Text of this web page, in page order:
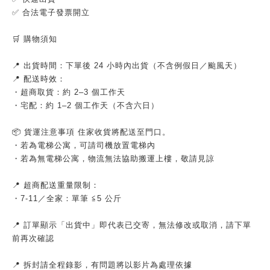
✅ 合法電子發票開立
🛒 購物須知
📍 出貨時間：下單後 24 小時內出貨（不含例假日／颱風天）
📍 配送時效：
・超商取貨：約 2–3 個工作天
・宅配：約 1–2 個工作天（不含六日）
📦 貨運注意事項 住家收貨將配送至門口。
・若為電梯公寓，可請司機放置電梯內
・若為無電梯公寓，物流無法協助搬運上樓，敬請見諒
📍 超商配送重量限制：
・7-11／全家：單筆 ≦5 公斤
📍 訂單顯示「出貨中」即代表已交寄，無法修改或取消，請下單
前再次確認
📍 拆封請全程錄影，有問題將以影片為處理依據